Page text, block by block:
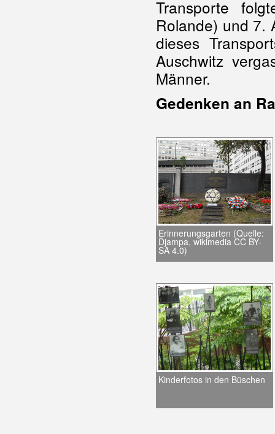
Transporte
Rolande) und 7.
dieses
Auschwitz
Männer.
Gedenken an
Erinnerungsgarten (Quelle:
Djampa, wikimedia CC BY-
SA 4.0)
Kinderfotos in den Büschen